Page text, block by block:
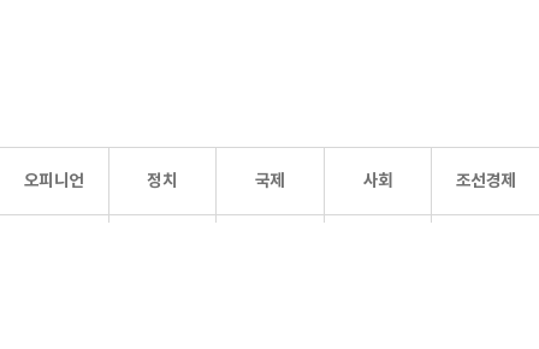
오피니언 정치 국제 사회 조선경제